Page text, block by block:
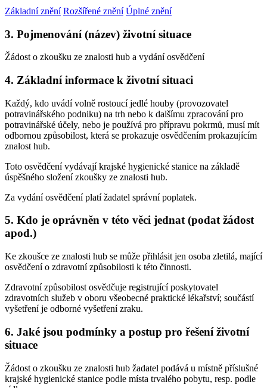
Základní znění Rozšířené znění Úplné znění
3. Pojmenování (název) životní situace
Žádost o zkoušku ze znalosti hub a vydání osvědčení
4. Základní informace k životní situaci
Každý, kdo uvádí volně rostoucí jedlé houby (provozovatel
potravinářského podniku) na trh nebo k dalšímu zpracování pro
potravinářské účely, nebo je používá pro přípravu pokrmů, musí mít
odbornou způsobilost, která se prokazuje osvědčením prokazujícím
znalost hub.
Toto osvědčení vydávají krajské hygienické stanice na základě
úspěšného složení zkoušky ze znalosti hub.
Za vydání osvědčení platí žadatel správní poplatek.
5. Kdo je oprávněn v této věci jednat (podat žádost
apod.)
Ke zkoušce ze znalosti hub se může přihlásit jen osoba zletilá, mající
osvědčení o zdravotní způsobilosti k této činnosti.
Zdravotní způsobilost osvědčuje registrující poskytovatel
zdravotních služeb v oboru všeobecné praktické lékařství; součástí
vyšetření je odborné vyšetření zraku.
6. Jaké jsou podmínky a postup pro řešení životní
situace
Žádost o zkoušku ze znalosti hub žadatel podává u místně příslušné
krajské hygienické stanice podle místa trvalého pobytu, resp. podle